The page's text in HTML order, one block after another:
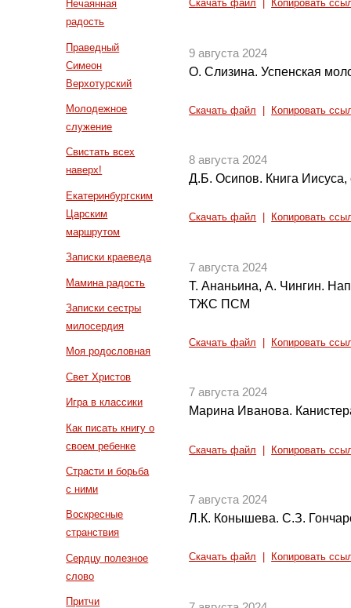
Нечаянная
радость
Праведный
Симеон
Верхотурский
Молодежное
служение
Свистать всех
наверх!
Екатеринбургским
Царским
маршрутом
Записки краеведа
Мамина радость
Записки сестры
милосердия
Моя родословная
Свет Христов
Игра в классики
Как писать книгу о
своем ребенке
Страсти и борьба
с ними
Воскресные
странствия
Сердцу полезное
слово
Притчи
Скачать файл Копировать
9 августа 2024
О. Слизина. Успенская
Скачать файл Копировать
8 августа 2024
Д.Б. Осипов. Книга
Скачать файл Копировать
7 августа 2024
Т. Ананьина, А. Чингин.
ТЖС ПСМ
Скачать файл Копировать
7 августа 2024
Марина Иванова.
Скачать файл Копировать
7 августа 2024
Л.К. Конышева. С.З.
Скачать файл Копировать